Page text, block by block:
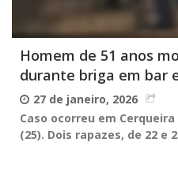
Homem de 51 anos
durante briga em bar
27 de janeiro, 2026
Caso ocorreu em
(25). Dois rapazes, de 22 e